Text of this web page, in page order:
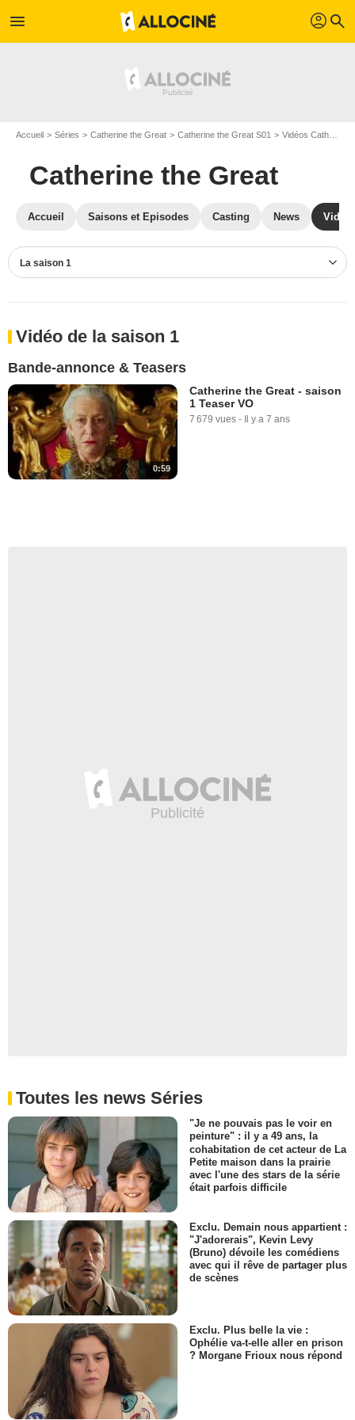
menu profil search
Accueil Séries Catherine the Great Catherine the Great S01 Vidéos Catherine the Great
Catherine the Great
Accueil Saisons et Episodes Casting News
La saison 1
Vidéo de la saison 1
Bande-annonce & Teasers
0:59
Catherine the Great - saison
1 Teaser VO
7 679 vues - Il y a 7 ans
Toutes les news Séries
"Je ne pouvais pas le voir en
peinture" : il y a 49 ans, la
cohabitation de cet acteur de La
Petite maison dans la prairie
avec l'une des stars de la série
était parfois difficile
Exclu. Demain nous appartient :
"J'adorerais", Kevin Levy
(Bruno) dévoile les comédiens
avec qui il rêve de partager plus
de scènes
Exclu. Plus belle la vie :
Ophélie va-t-elle aller en prison
? Morgane Frioux nous répond